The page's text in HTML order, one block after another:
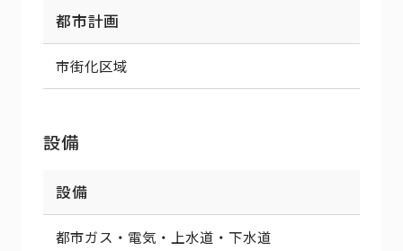
都市計画
市街化区域
設備
設備
都市ガス・電気・上水道・下水道